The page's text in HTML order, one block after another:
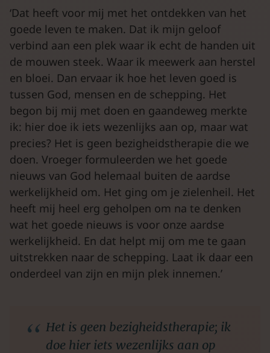
‘Dat heeft voor mij met het ontdekken van het
goede leven te maken. Dat ik mijn geloof
verbind aan een plek waar ik echt de handen uit
de mouwen steek. Waar ik meewerk aan herstel
en bloei. Dan ervaar ik hoe het leven goed is
tussen God, mensen en de schepping. Het
begon bij mij met doen en gaandeweg merkte
ik: hier doe ik iets wezenlijks aan op, maar wat
precies? Het is geen bezigheidstherapie die we
doen. Vroeger formuleerden we het goede
nieuws van God helemaal buiten de aardse
werkelijkheid om. Het ging om je zielenheil. Het
heeft mij heel erg geholpen om na te denken
wat het goede nieuws is voor onze aardse
werkelijkheid. En dat helpt mij om me te gaan
uitstrekken naar de schepping. Laat ik daar een
onderdeel van zijn en mijn plek innemen.’
Het is geen bezigheidstherapie; ik
doe hier iets wezenlijks aan op